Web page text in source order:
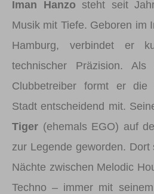
Iman Hanzo steht seit
Musik mit Tiefe. Geboren im
Hamburg, verbindet er
technischer Präzision.
Clubbetreiber formt er die
Stadt entscheidend mit.
Tiger (ehemals EGO) auf
zur Legende geworden.
Nächte zwischen Melodic
Techno – immer mit